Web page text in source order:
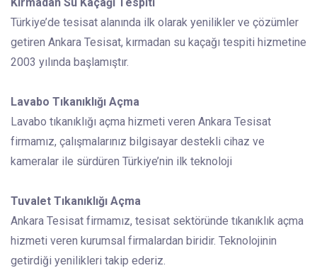
Türkiye’de tesisat alanında ilk olarak yenilikler ve çözümler
getiren Ankara Tesisat, kırmadan su kaçağı tespiti hizmetine
2003 yılında başlamıştır.
Lavabo Tıkanıklığı Açma
Lavabo tıkanıklığı açma hizmeti veren Ankara Tesisat
firmamız, çalışmalarınız bilgisayar destekli cihaz ve
kameralar ile sürdüren Türkiye’nin ilk teknoloji
Tuvalet Tıkanıklığı Açma
Ankara Tesisat firmamız, tesisat sektöründe tıkanıklık açma
hizmeti veren kurumsal firmalardan biridir. Teknolojinin
getirdiği yenilikleri takip ederiz.